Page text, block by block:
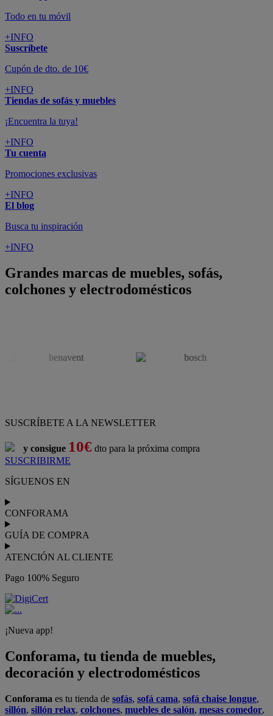
Todo en tu móvil
+INFO
Suscríbete
Cupón de dto. de 10€
+INFO
Tiendas de sofás y muebles
¡Encuentra la tuya!
+INFO
Tu cuenta
Promociones exclusivas
+INFO
El blog
Busca tu inspiración
+INFO
Grandes marcas de muebles, sofás,
colchones y electrodomésticos
SUSCRÍBETE A LA NEWSLETTER
y consigue 10€ dto para la próxima compra
SUSCRIBIRME
SÍGUENOS EN
CONFORAMA
GUÍA DE COMPRA
ATENCIÓN AL CLIENTE
Pago 100% Seguro
¡Nueva app!
Conforama, tu tienda de muebles,
decoración y electrodomésticos
Conforama es tu tienda de sofás, sofá cama, sofá chaise longue,
sillón, sillón relax, colchones, muebles de salón, mesas comedor,